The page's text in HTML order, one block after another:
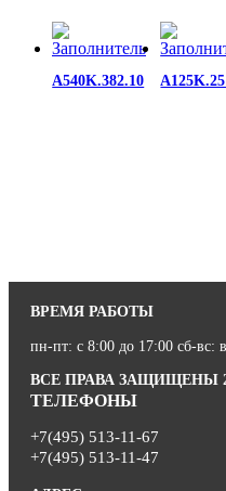
A540K.382.10
ВРЕМЯ РАБОТЫ
пн-пт: с 8:00 до 17:00 сб-вс:
ВСЕ ПРАВА ЗАЩИЩЕНЫ
ТЕЛЕФОНЫ
+7(495) 513-11-67
+7(495) 513-11-47